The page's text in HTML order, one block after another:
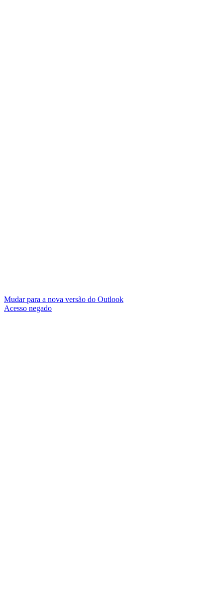
Mudar para a nova versão do Outlook
Acesso negado